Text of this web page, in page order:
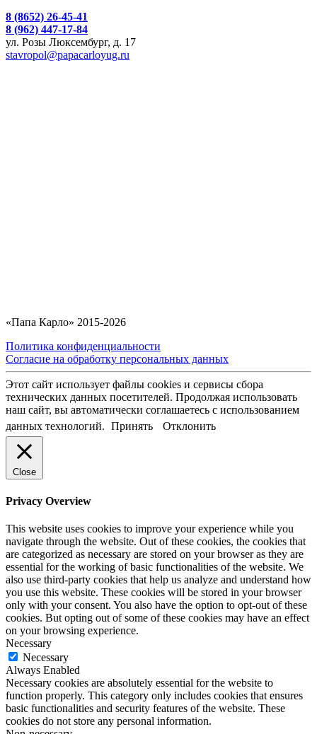
8 (8652) 26-45-41
8 (962) 447-17-84
ул. Розы Люксембург, д. 17
stavropol@papacarloyug.ru
«Папа Карло» 2015-2026
Политика конфиденциальности
Согласие на обработку персональных данных
Этот сайт использует файлы cookies и сервисы сбора
технических данных посетителей. Продолжая использовать
наш сайт, вы автоматически соглашаетесь с использованием
данных технологий. Принять Отклонить
Close
Privacy Overview
This website uses cookies to improve your experience while you
navigate through the website. Out of these cookies, the cookies that
are categorized as necessary are stored on your browser as they are
essential for the working of basic functionalities of the website. We
also use third-party cookies that help us analyze and understand how
you use this website. These cookies will be stored in your browser
only with your consent. You also have the option to opt-out of these
cookies. But opting out of some of these cookies may have an effect
on your browsing experience.
Necessary
Necessary
Always Enabled
Necessary cookies are absolutely essential for the website to
function properly. This category only includes cookies that ensures
basic functionalities and security features of the website. These
cookies do not store any personal information.